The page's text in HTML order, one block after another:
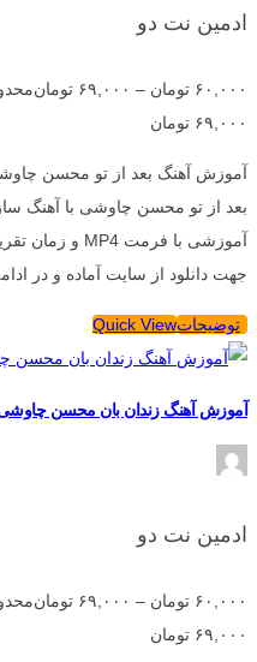
ادمین نت دو
۶۰,۰۰۰ تومان – ۶۹,۰۰۰ تومان
۶۹,۰۰۰ تومان
آموزش آهنگ بعد از تو محسن
بعد از تو محسن چاوشی با آهنگ
جهت دانلود از سایت آماده و در
توضیحاتQuick View
آموزش آهنگ زندان بان محسن چاوشی
ادمین نت دو
۶۰,۰۰۰ تومان – ۶۹,۰۰۰ تومان
۶۹,۰۰۰ تومان